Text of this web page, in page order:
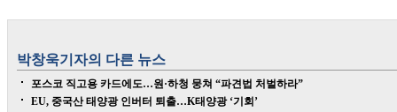
박창욱기자의 다른 뉴스
포스코 직고용 카드에도…원·하청 뭉쳐 “파견법 처벌하라”
EU, 중국산 태양광 인버터 퇴출…K태양광 ‘기회’